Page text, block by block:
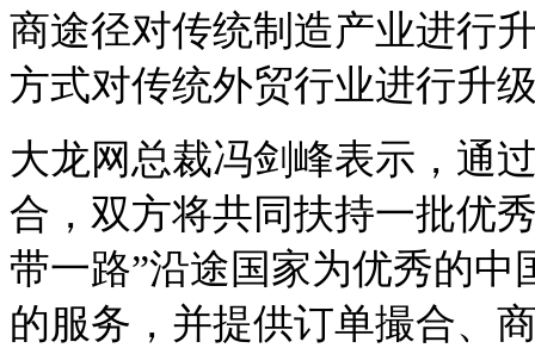
商途径对传统制造产业进行
方式对传统外贸行业进行升
大龙网总裁冯剑峰表示，通
合，双方将共同扶持一批优
带一路”沿途国家为优秀的
的服务，并提供订单撮合、